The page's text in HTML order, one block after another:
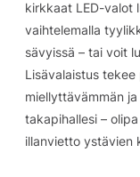
kirkkaat LED-valot
vaihtelemalla
sävyissä – tai voit
Lisävalaistus
miellyttävämmän
takapihallesi –
illanvietto ystävien